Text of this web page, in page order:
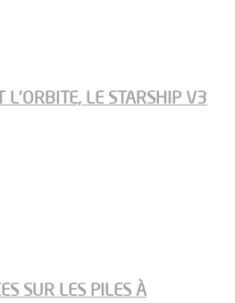
LE STARSHIP V3
SUR LES PILES À